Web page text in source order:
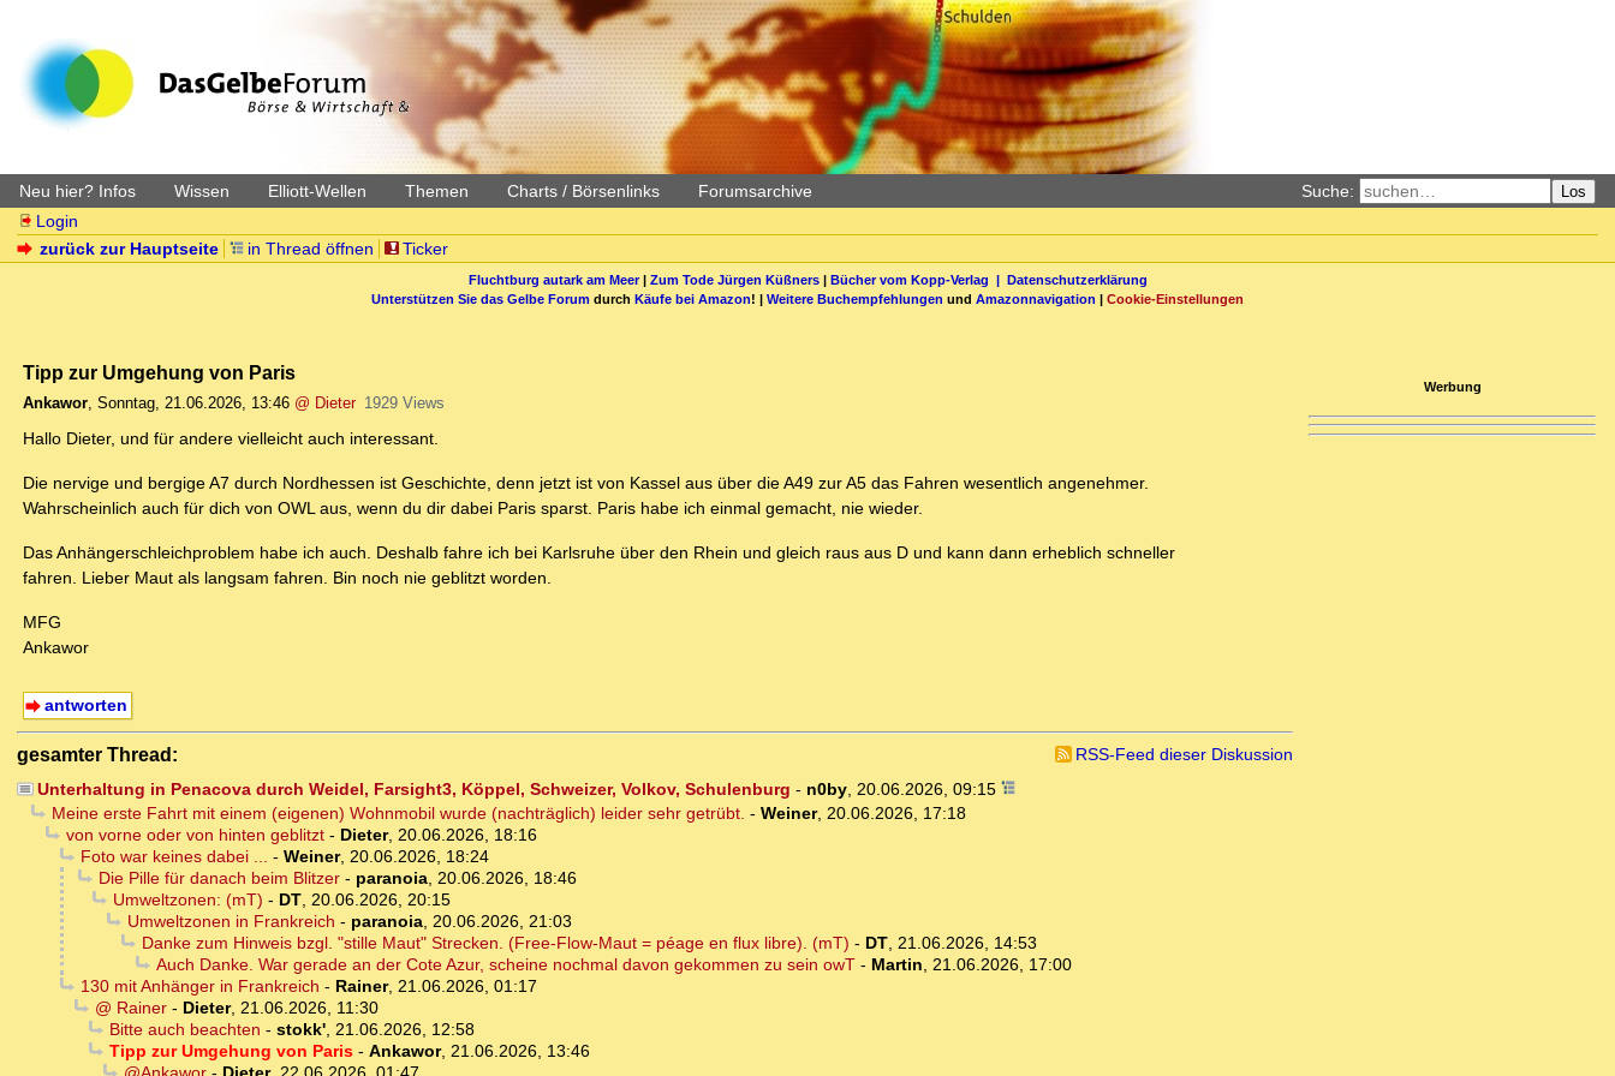
Neu hier? Infos Wissen Elliott-Wellen Themen Charts / Börsenlinks Forumsarchive Suche: Los
Login
zurück zur Hauptseite
in Thread öffnen Ticker
Fluchtburg autark am Meer| Zum Tode Jürgen Küßners| Bücher vom Kopp-Verlag | Datenschutzerklärung
Unterstützen Sie das Gelbe Forum durch Käufe bei Amazon! | Weitere Buchempfehlungen und Amazonnavigation | Cookie-Einstellungen
Tipp zur Umgehung von Paris
Ankawor, Sonntag, 21.06.2026, 13:46 @ Dieter 1929 Views
Hallo Dieter, und für andere vielleicht auch interessant.
Die nervige und bergige A7 durch Nordhessen ist Geschichte, denn jetzt ist von Kassel aus über die A49 zur A5 das Fahren wesentlich angenehmer.
Wahrscheinlich auch für dich von OWL aus, wenn du dir dabei Paris sparst. Paris habe ich einmal gemacht, nie wieder.
Das Anhängerschleichproblem habe ich auch. Deshalb fahre ich bei Karlsruhe über den Rhein und gleich raus aus D und kann dann erheblich schneller
fahren. Lieber Maut als langsam fahren. Bin noch nie geblitzt worden.
MFG
Ankawor
antworten
gesamter Thread:
RSS-Feed dieser Diskussion
Unterhaltung in Penacova durch Weidel, Farsight3, Köppel, Schweizer, Volkov, Schulenburg - n0by, 20.06.2026, 09:15
Meine erste Fahrt mit einem (eigenen) Wohnmobil wurde (nachträglich) leider sehr getrübt. - Weiner, 20.06.2026, 17:18
von vorne oder von hinten geblitzt- Dieter, 20.06.2026, 18:16
Foto war keines dabei ... - Weiner, 20.06.2026, 18:24
Die Pille für danach beim Blitzer- paranoia, 20.06.2026, 18:46
Umweltzonen: (mT) - DT, 20.06.2026, 20:15
Umweltzonen in Frankreich - paranoia, 20.06.2026, 21:03
Danke zum Hinweis bzgl. "stille Maut" Strecken. (Free-Flow-Maut = péage en flux libre). (mT) - DT, 21.06.2026, 14:53
Auch Danke. War gerade an der Cote Azur, scheine nochmal davon gekommen zu sein owT- Martin, 21.06.2026, 17:00
130 mit Anhänger in Frankreich - Rainer, 21.06.2026, 01:17
@ Rainer- Dieter, 21.06.2026, 11:30
Bitte auch beachten - stokk', 21.06.2026, 12:58
Tipp zur Umgehung von Paris- Ankawor, 21.06.2026, 13:46
Werbung